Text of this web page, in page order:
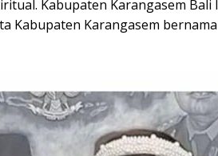
Kabupaten Karangasem
Kabupaten Karangasem